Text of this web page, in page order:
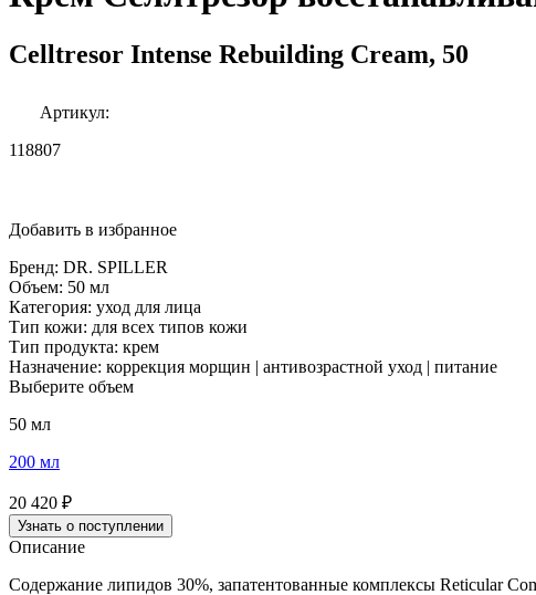
Celltresor Intense Rebuilding Cream, 50
Артикул:
118807
Добавить в избранное
Бренд: DR. SPILLER
Объем: 50 мл
Категория: уход для лица
Тип кожи: для всех типов кожи
Тип продукта: крем
Назначение: коррекция морщин | антивозрастной уход | питание
Выберите объем
50 мл
200 мл
20 420 ₽
Узнать о поступлении
Описание
Содержание липидов 30%, запатентованные комплексы Reticular